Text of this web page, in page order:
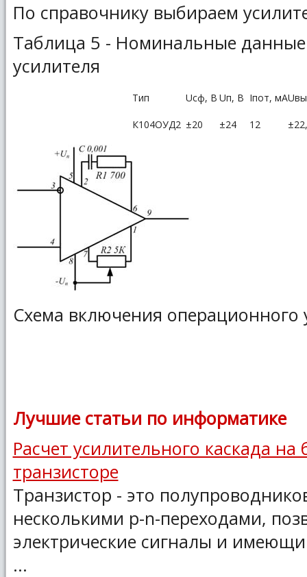
По справочнику выбираем
Таблица 5 - Номинальные
усилителя
Тип Uсф, В Uп, В Iпот, мА
К104ОУД2 ±20 ±24 12
Схема включения операционного
Лучшие статьи по информатике
Расчет усилительного каскада
транзисторе
Транзистор - это
несколькими р-n-переходами,
электрические сигналы и
...